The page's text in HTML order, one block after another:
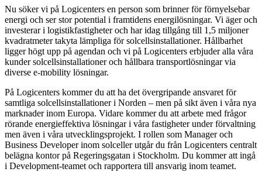
Nu söker vi på Logicenters en person som brinner för förnyelsebar
energi och ser stor potential i framtidens energilösningar. Vi äger och
investerar i logistikfastigheter och har idag tillgång till 1,5 miljoner
kvadratmeter takyta lämpliga för solcellsinstallationer. Hållbarhet
ligger högt upp på agendan och vi på Logicenters erbjuder alla våra
kunder solcellsinstallationer och hållbara transportlösningar via
diverse e-mobility lösningar.
På Logicenters kommer du att ha det övergripande ansvaret för
samtliga solcellsinstallationer i Norden – men på sikt även i våra nya
marknader inom Europa. Vidare kommer du att arbete med frågor
rörande energieffektiva lösningar i våra fastigheter under förvaltning
men även i våra utvecklingsprojekt. I rollen som Manager och
Business Developer inom solceller utgår du från Logicenters centralt
belägna kontor på Regeringsgatan i Stockholm. Du kommer att ingå
i Development-teamet och rapportera till ansvarig inom teamet.